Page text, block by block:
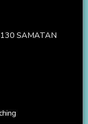
SAMATAN